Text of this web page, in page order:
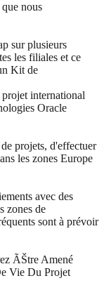
nous
sur plusieurs
les filiales et ce
Kit de
international
Oracle
projets, d'effectuer
les zones Europe
avec des
zones de
sont à prévoir
ÃŠtre Amené
Vie Du Projet